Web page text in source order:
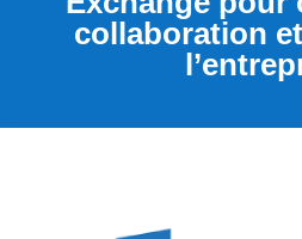
collaboration